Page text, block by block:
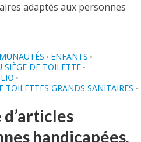
adaptés aux personnes
• ENFANTS •
DE TOILETTE •
•
TOILETTES GRANDS SANITAIRES •
d’articles
handicapées,